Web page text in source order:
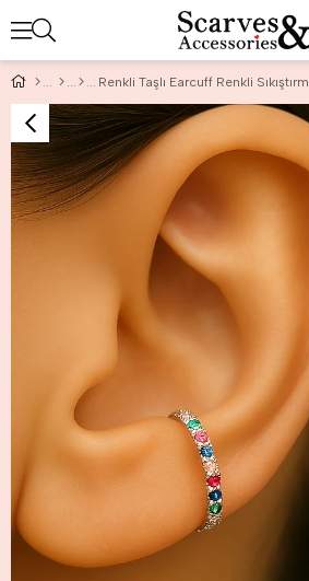
Renkli Taşlı Earcuff Renkli